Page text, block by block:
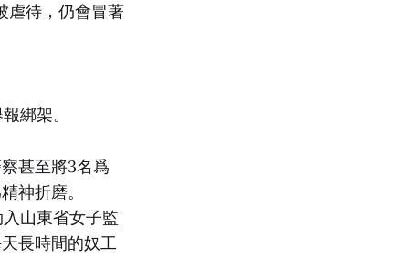
虐待，仍會冒著
綁架。
甚至將3名爲
神折磨。
山東省女子監
長時間的奴工